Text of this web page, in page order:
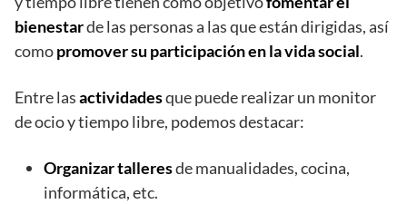
bienestarde las personas a las que están dirigidas, así
comopromover su participación en la vida social.
Entre lasactividadesque puede realizar un monitor
de ocio y tiempo libre, podemos destacar:
Organizar talleresde manualidades, cocina,
informática, etc.